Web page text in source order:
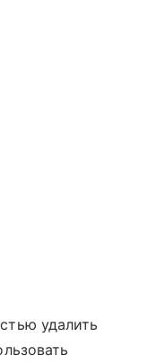
удалить